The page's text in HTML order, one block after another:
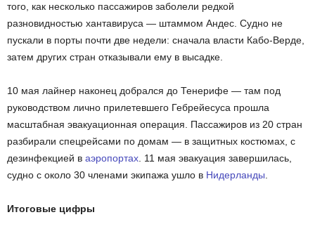
того, как несколько пассажиров заболели редкой
разновидностью хантавируса — штаммом Андес. Судно не
пускали в порты почти две недели: сначала власти Кабо-Верде,
затем других стран отказывали ему в высадке.
10 мая лайнер наконец добрался до Тенерифе — там под
руководством лично прилетевшего Гебрейесуса прошла
масштабная эвакуационная операция. Пассажиров из 20 стран
разбирали спецрейсами по домам — в защитных костюмах, с
дезинфекцией в аэропортах . 11 мая эвакуация завершилась,
судно с около 30 членами экипажа ушло в Нидерланды
Итоговые цифры